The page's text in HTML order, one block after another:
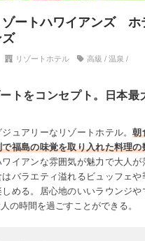
ゾートハワイアンズ ホ
リゾートホテル 高級 / 温泉 /
トをコンセプト。日本最
ュアリーなリゾートホテル。朝
福島の味覚を取り入れた料理の
ワイアンな雰囲気が魅力で大人が
バラエティ溢れるビュッフェや
める。居心地のいいラウンジや
の時間を過ごすことができる。